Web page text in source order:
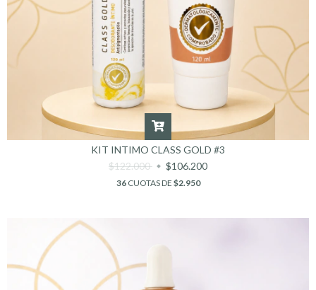
KIT INTIMO CLASS GOLD #3
$122.000
$106.200
36CUOTAS DE $2.950